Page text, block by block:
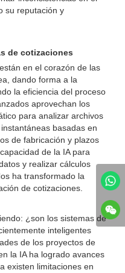
su reputación y
de cotizaciones
en el corazón de las
dando forma a la
la eficiencia del proceso
aprovechan los
para analizar archivos
basadas en
de fabricación y plazos
de la IA para
y realizar cálculos
ha transformado la
de cotizaciones.
¿son los sistemas de
inteligentes
de los proyectos de
la IA ha logrado avances
existen limitaciones en